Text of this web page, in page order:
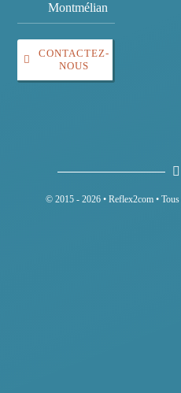
Montmélian
CONTACTEZ-
NOUS
© 2015 - 2026 • Reflex2com • Tous